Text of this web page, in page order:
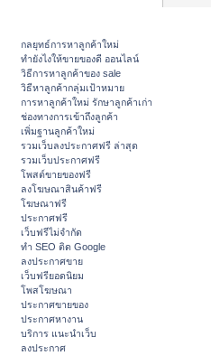
กลยุทธ์การหาลูกค้าใหม่
ทํายังไงให้ขายของดี ออนไลน์
วิธีการหาลูกค้าของ sale
วิธีหาลูกค้ากลุ่มเป้าหมาย
การหาลูกค้าใหม่ รักษาลูกค้าเก่า
ช่องทางการเข้าถึงลูกค้า
เพิ่มฐานลูกค้าใหม่
รวมเว็บลงประกาศฟรี ล่าสุด
รวมเว็บประกาศฟรี
โพสต์ขายของฟรี
ลงโฆษณาสินค้าฟรี
โฆษณาฟรี
ประกาศฟรี
เว็บฟรีไม่จำกัด
ทำ SEO ติด Google
ลงประกาศขาย
เว็บฟรียอดนิยม
โพสโฆษณา
ประกาศขายของ
ประกาศหางาน
บริการ แนะนำเว็บ
ลงประกาศ